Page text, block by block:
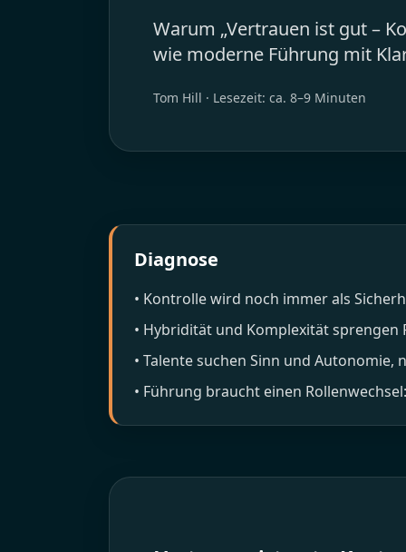
Warum „Vertrauen ist gut –
wie moderne Führung mit
Tom Hill · Lesezeit: ca. 8–9 Minuten
Diagnose
• Kontrolle wird noch immer als
• Hybridität und Komplexität sprengen
• Talente suchen Sinn und Autonomie,
• Führung braucht einen